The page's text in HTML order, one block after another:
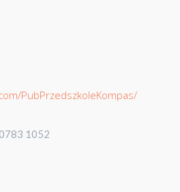
PubPrzedszkoleKompas/
1052